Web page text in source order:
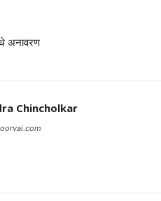
अनावरण
Chincholkar